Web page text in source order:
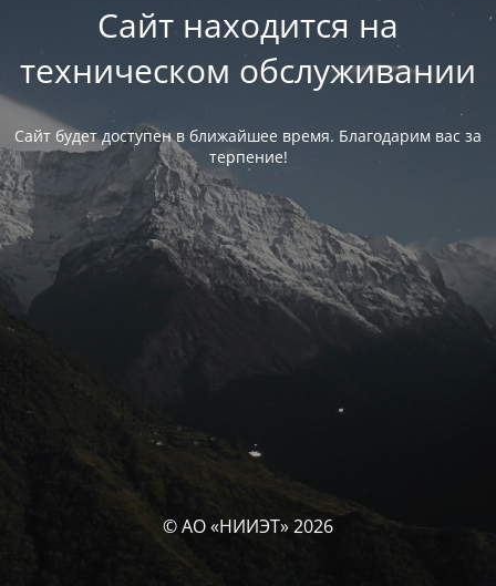
Сайт находится на
техническом обслуживании
Сайт будет доступен в ближайшее время. Благодарим вас за
терпение!
© АО «НИИЭТ» 2026